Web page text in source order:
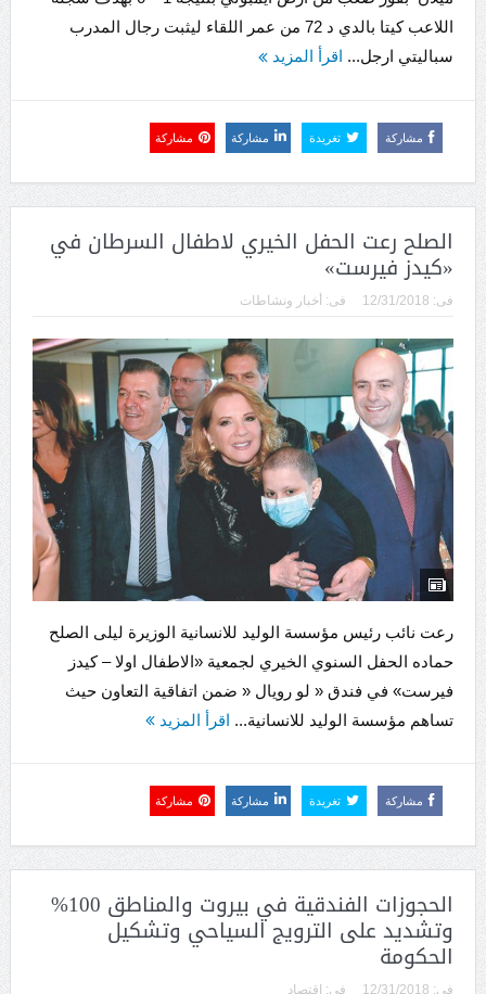
اللاعب كيتا بالدي د 72 من عمر اللقاء ليثبت رجال المدرب ​
سباليتي​ ارجل... اقرأ المزيد
مشاركة تغريدة مشاركة مشاركة
الصلح رعت الحفل الخيري لاطفال السرطان في
«كيدز فيرست»
فى: 12/31/2018 فى: أخبار ونشاطات
رعت نائب رئيس مؤسسة الوليد للانسانية الوزيرة ليلى الصلح
حماده الحفل السنوي الخيري لجمعية «الاطفال اولا – كيدز
فيرست» في فندق « لو رويال « ضمن اتفاقية التعاون حيث
تساهم مؤسسة الوليد للانسانية... اقرأ المزيد
مشاركة تغريدة مشاركة مشاركة
الحجوزات الفندقية في بيروت والمناطق 100%
وتشديد على الترويج السياحي وتشكيل
الحكومة
فى: 12/31/2018 فى: إقتصاد